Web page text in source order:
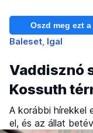
Oszd meg ezt
Baleset Igal
Vaddisznó
Kossuth
A korábbi hírekkel
el, és az állat